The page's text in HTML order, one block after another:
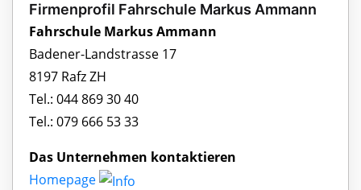
Firmenprofil Fahrschule Markus Ammann
Fahrschule Markus Ammann
Badener-Landstrasse 17
8197 Rafz ZH
Tel.: 044 869 30 40
Tel.: 079 666 53 33
Das Unternehmen kontaktieren
Homepage